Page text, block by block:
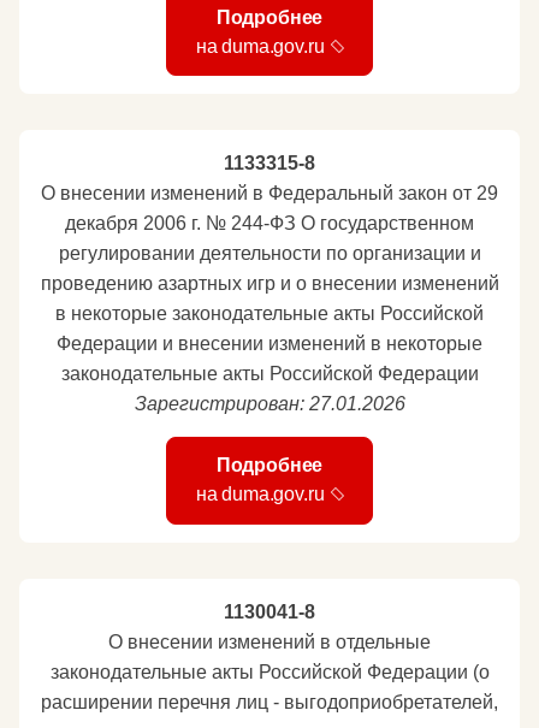
Подробнее
на duma.gov.ru
1133315-8
О внесении изменений в Федеральный закон от 29
декабря 2006 г. № 244-ФЗ О государственном
регулировании деятельности по организации и
проведению азартных игр и о внесении изменений
в некоторые законодательные акты Российской
Федерации и внесении изменений в некоторые
законодательные акты Российской Федерации
Зарегистрирован: 27.01.2026
Подробнее
на duma.gov.ru
1130041-8
О внесении изменений в отдельные
законодательные акты Российской Федерации (о
расширении перечня лиц - выгодоприобретателей,